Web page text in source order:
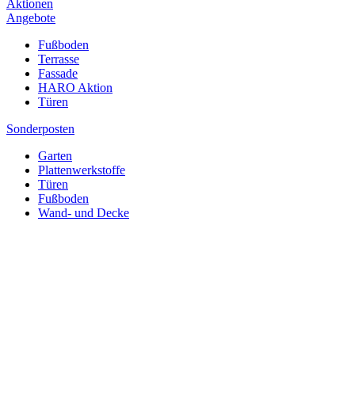
Aktionen
Angebote
Fußboden
Terrasse
Fassade
HARO Aktion
Türen
Sonderposten
Garten
Plattenwerkstoffe
Türen
Fußboden
Wand- und Decke